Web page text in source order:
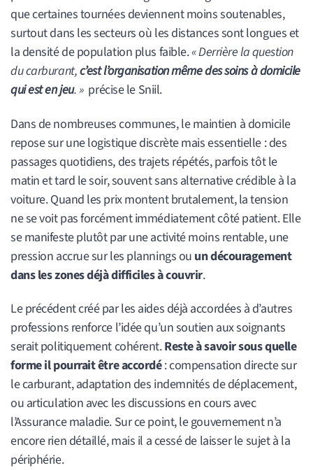
que certaines tournées deviennent moins soutenables,
surtout dans les secteurs où les distances sont longues et
la densité de population plus faible.« Derrière la question
du carburant,c’est l’organisation même des soins à domicile
qui est en jeu. »précise le Sniil.
Dans de nombreuses communes, le maintien à domicile
repose sur une logistique discrète mais essentielle : des
passages quotidiens, des trajets répétés, parfois tôt le
matin et tard le soir, souvent sans alternative crédible à la
voiture. Quand les prix montent brutalement, la tension
ne se voit pas forcément immédiatement côté patient. Elle
se manifeste plutôt par une activité moins rentable, une
pression accrue sur les plannings ou un découragement
dans les zones déjà difficiles à couvrir.
Le précédent créé par les aides déjà accordées à d’autres
professions renforce l’idée qu’un soutien aux soignants
serait politiquement cohérent.Reste à savoir sous quelle
forme il pourrait être accordé: compensation directe sur
le carburant, adaptation des indemnités de déplacement,
ou articulation avec les discussions en cours avec
l’Assurance maladie. Sur ce point, le gouvernement n’a
encore rien détaillé, mais il a cessé de laisser le sujet à la
périphérie.